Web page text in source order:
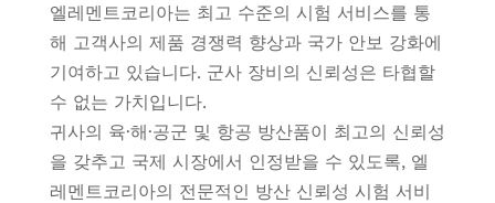
엘레멘트코리아는 최고 수준의 시험 서비스를 통
해 고객사의 제품 경쟁력 향상과 국가 안보 강화에
기여하고 있습니다. 군사 장비의 신뢰성은 타협할
수 없는 가치입니다.
귀사의 육·해·공군 및 항공 방산품이 최고의 신뢰성
을 갖추고 국제 시장에서 인정받을 수 있도록, 엘
레멘트코리아의 전문적인 방산 신뢰성 시험 서비